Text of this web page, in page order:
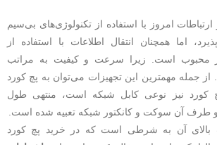
امروز با استفاده از تکنولوژی‌های بی‌سیم
اما همچنان انتقال اطلاعات با استفاده از
محبوب است. زیرا سرعت و کیفیت به مراتب
از جمله مهمترین این تجهیزات می‌توان به پچ کورد
کورد نیز نوعی کابل شبکه است، منتهی طول
طرف آن سوکت و کانکتور شبکه تعبیه شده است.
بالای آن به شرطی است که در خرید پچ کورد